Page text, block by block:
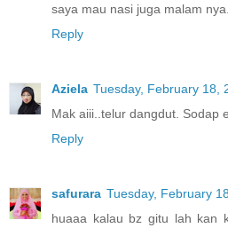
saya mau nasi juga malam
Reply
Aziela Tuesday, February 18,
Mak aiii..telur dangdut. Sodap
Reply
safurara Tuesday, February
huaaa kalau bz gitu lah kan